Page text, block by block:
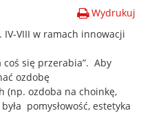
Wydrukuj
IV-VIII w ramach innowacji
coś się przerabia”. Aby
ozdobę
(np. ozdoba na choinkę,
pomysłowość, estetyka